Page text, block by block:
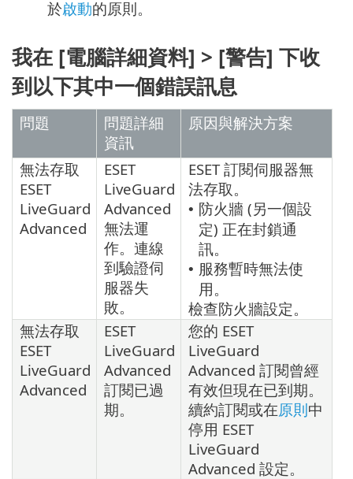
於啟動的原則。
我在 [電腦詳細資料] > [警告] 下收
到以下其中一個錯誤訊息
問題
問題詳細
資訊
原因與解決方案
無法存取
ESET
LiveGuard
Advanced
ESET
LiveGuard
Advanced
無法運
作。連線
到驗證伺
服器失
敗。
ESET 訂閱伺服器無
法存取。
• 防火牆 (另一個設
定) 正在封鎖通
訊。
• 服務暫時無法使
用。
檢查防火牆設定。
無法存取
ESET
LiveGuard
Advanced
ESET
LiveGuard
Advanced
訂閱已過
期。
您的 ESET
LiveGuard
Advanced 訂閱曾經
有效但現在已到期。
續約訂閱或在原則中
停用 ESET
LiveGuard
Advanced 設定。